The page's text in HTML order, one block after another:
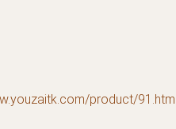
product/